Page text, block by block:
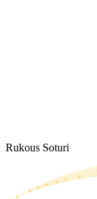
Rukous Soturi